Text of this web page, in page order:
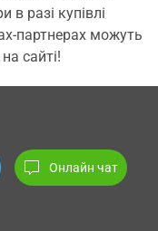
в разі купівлі
партнерах можуть
сайті!
Онлайн чат